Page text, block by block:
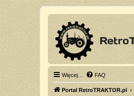
Więcej… FAQ
Portal RetroTRAKTOR.pl